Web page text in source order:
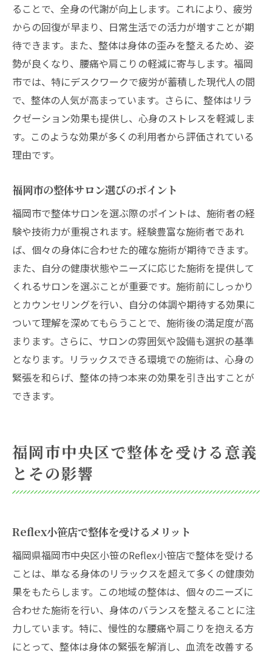
ることで、全身の代謝が向上します。これにより、疲労
からの回復が早まり、日常生活での活力が増すことが期
待できます。また、整体は身体の歪みを整えるため、姿
勢が良くなり、腰痛や肩こりの軽減に寄与します。福岡
市では、特にデスクワークで疲労が蓄積した現代人の間
で、整体の人気が高まっています。さらに、整体はリラ
クゼーション効果も提供し、心身のストレスを軽減しま
す。このような効果が多くの利用者から評価されている
理由です。
福岡市の整体サロン選びのポイント
福岡市で整体サロンを選ぶ際のポイントは、施術者の経
験や技術力が重視されます。経験豊富な施術者であれ
ば、個々の身体に合わせた的確な施術が期待できます。
また、自分の健康状態やニーズに応じた施術を提供して
くれるサロンを選ぶことが重要です。施術前にしっかり
とカウンセリングを行い、自分の体調や期待する効果に
ついて理解を深めてもらうことで、施術後の満足度が高
まります。さらに、サロンの雰囲気や設備も選択の基準
となります。リラックスできる環境での施術は、心身の
緊張を和らげ、整体の持つ本来の効果を引き出すことが
できます。
福岡市中央区で整体を受ける意義
とその影響
Reflex小笹店で整体を受けるメリット
福岡県福岡市中央区小笹のReflex小笹店で整体を受ける
ことは、単なる身体のリラックスを超えて多くの健康効
果をもたらします。この地域の整体は、個々のニーズに
合わせた施術を行い、身体のバランスを整えることに注
力しています。特に、慢性的な腰痛や肩こりを抱える方
にとって、整体は身体の緊張を解消し、血流を改善する